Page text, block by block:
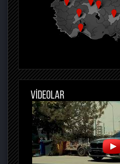
VİDEOLAR